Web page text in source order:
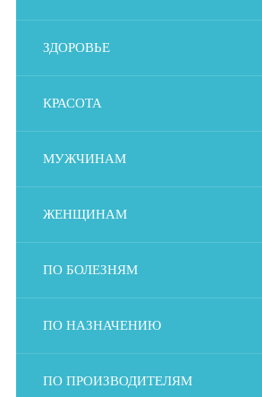
ЗДОРОВЬЕ
КРАСОТА
МУЖЧИНАМ
ЖЕНЩИНАМ
ПО БОЛЕЗНЯМ
ПО НАЗНАЧЕНИЮ
ПО ПРОИЗВОДИТЕЛЯМ